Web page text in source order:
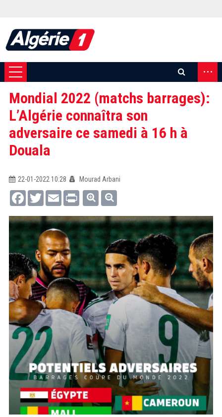
...
Mondial 2022 (matchs barrages):
L’Algérie connaîtra son
adversaire ce samedi à 16 h à
Douala
22-01-2022 10:28
Mourad Arbani
FacebookTwitterEmail Print